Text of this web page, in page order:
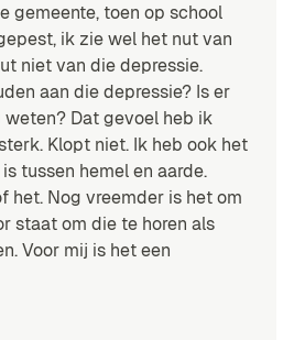
gemeente, toen op school
ik zie wel het nut van
niet van die depressie.
aan die depressie? Is er
Dat gevoel heb ik
Klopt niet. Ik heb ook het
tussen hemel en aarde.
het. Nog vreemder is het om
staat om die te horen als
Voor mij is het een